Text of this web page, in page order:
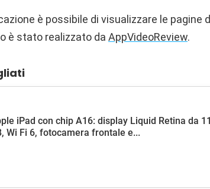
è possibile di visualizzare le pagine
è stato realizzato da AppVideoReview.
iPad con chip A16: display Liquid Retina da
Wi Fi 6, fotocamera frontale e...